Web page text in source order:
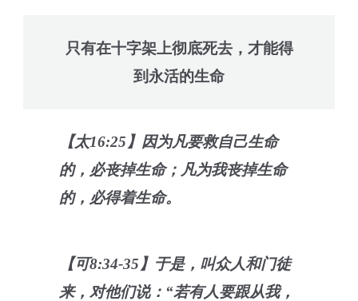
只有在十字架上彻底死去，才能得
到永活的生命
【太16:25】因为凡要救自己生命
的，必丧掉生命；凡为我丧掉生命
的，必得着生命。
【可8:34-35】于是，叫众人和门徒
来，对他们说：“若有人要跟从我，